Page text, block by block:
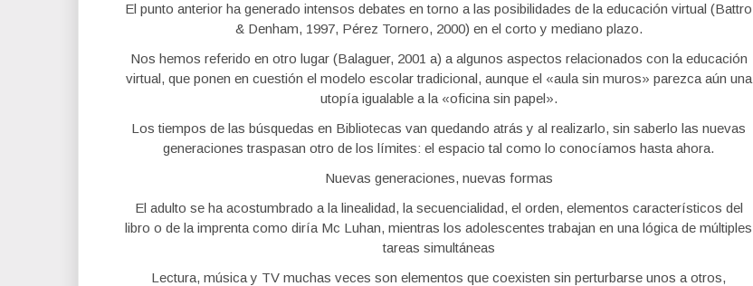
El punto anterior ha generado intensos debates en torno a las posibilidades de la educación virtual (Battro
& Denham, 1997, Pérez Tornero, 2000) en el corto y mediano plazo.
Nos hemos referido en otro lugar (Balaguer, 2001 a) a algunos aspectos relacionados con la educación
virtual, que ponen en cuestión el modelo escolar tradicional, aunque el «aula sin muros» parezca aún una
utopía igualable a la «oficina sin papel».
Los tiempos de las búsquedas en Bibliotecas van quedando atrás y al realizarlo, sin saberlo las nuevas
generaciones traspasan otro de los límites: el espacio tal como lo conocíamos hasta ahora.
Nuevas generaciones, nuevas formas
El adulto se ha acostumbrado a la linealidad, la secuencialidad, el orden, elementos característicos del
libro o de la imprenta como diría Mc Luhan, mientras los adolescentes trabajan en una lógica de múltiples
tareas simultáneas
Lectura, música y TV muchas veces son elementos que coexisten sin perturbarse unos a otros,